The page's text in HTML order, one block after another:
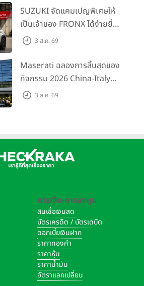
พร้อมลุย ด้วยราคาพิเศษเริ่ม
ต้นที่ 9.49 แสนบาท
SUZUKI จัดแคมเปญพิเศษให้
เป็นเจ้าของ FRONX ได้ง่ายยิ่ง
ขึ้นสำหรับรุ่น GL ราคาพิเศษ
200 คัน พร้อมข้อเสนอสุดคุ้ม
3 ส.ค. 69
Maserati ฉลองการสิ้นสุดของ
กิจกรรม 2026 China-Italy
Grand Tour ณ สำนักงาน
3 ส.ค. 69
การเงิน-การลงทุน
สินเชื่อเงินสด
บัตรเครดิต / บัตรเดบิต
ดอกเบี้ยเงินฝาก
ราคาทองคำ
ราคาหุ้น
ราคาน้ำมัน
อัตราแลกเปลี่ยน